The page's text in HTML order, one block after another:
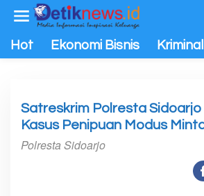
a
Hot Ekonomi Bisnis
Satreskrim Polresta
Kasus Penipuan Modus
Polresta Sidoarjo